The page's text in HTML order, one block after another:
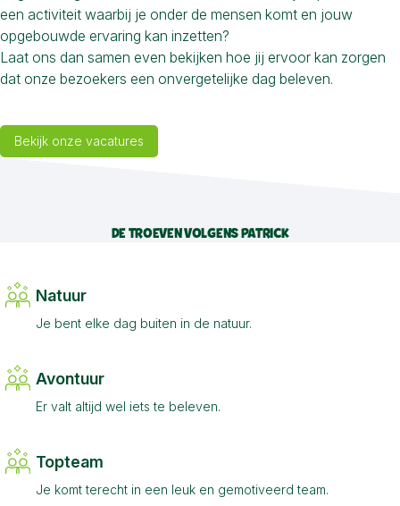
een activiteit waarbij je onder de mensen komt en jouw
opgebouwde ervaring kan inzetten?
Laat ons dan samen even bekijken hoe jij ervoor kan zorgen
dat onze bezoekers een onvergetelijke dag beleven.
Bekijk onze vacatures
DE TROEVEN VOLGENS PATRICK
Natuur
Je bent elke dag buiten in de natuur.
Avontuur
Er valt altijd wel iets te beleven.
Topteam
Je komt terecht in een leuk en gemotiveerd team.